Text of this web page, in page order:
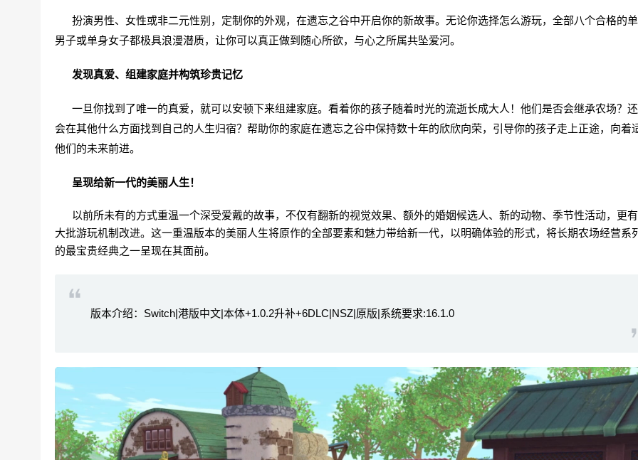
扮演男性、女性或非二元性别，定制你的外观，在遗忘之谷中开启你的新故事。无论你选择怎么游玩，全部八个合格的
男子或单身女子都极具浪漫潜质，让你可以真正做到随心所欲，与心之所属共坠爱河。
发现真爱、组建家庭并构筑珍贵记忆
一旦你找到了唯一的真爱，就可以安顿下来组建家庭。看着你的孩子随着时光的流逝长成大人！他们是否会继承农场？
会在其他什么方面找到自己的人生归宿？帮助你的家庭在遗忘之谷中保持数十年的欣欣向荣，引导你的孩子走上正途，向着
他们的未来前进。
呈现给新一代的美丽人生！
以前所未有的方式重温一个深受爱戴的故事，不仅有翻新的视觉效果、额外的婚姻候选人、新的动物、季节性活动，更
大批游玩机制改进。这一重温版本的美丽人生将原作的全部要素和魅力带给新一代，以明确体验的形式，将长期农场经营系
的最宝贵经典之一呈现在其面前。
版本介绍：Switch|港版中文|本体+1.0.2升补+6DLC|NSZ|原版|系统要求:16.1.0